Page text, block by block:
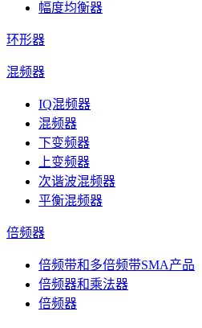
幅度均衡器
环形器
混频器
IQ混频器
混频器
下变频器
上变频器
次谐波混频器
平衡混频器
倍频器
倍频带和多倍频带SMA产品
倍频器和乘法器
倍频器